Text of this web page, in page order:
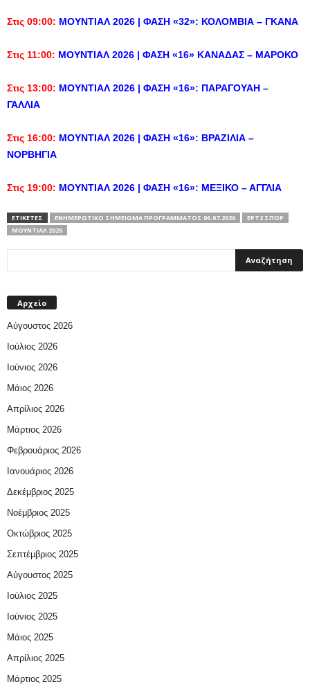
Στις 09:00: ΜΟΥΝΤΙΑΛ 2026 | ΦΑΣΗ «32»: ΚΟΛΟΜΒΙΑ – ΓΚΑΝΑ
Στις 11:00: ΜΟΥΝΤΙΑΛ 2026 | ΦΑΣΗ «16» ΚΑΝΑΔΑΣ – ΜΑΡΟΚΟ
Στις 13:00: ΜΟΥΝΤΙΑΛ 2026 | ΦΑΣΗ «16»: ΠΑΡΑΓΟΥΑΗ –
ΓΑΛΛΙΑ
Στις 16:00: ΜΟΥΝΤΙΑΛ 2026 | ΦΑΣΗ «16»: ΒΡΑΖΙΛΙΑ –
ΝΟΡΒΗΓΙΑ
Στις 19:00: ΜΟΥΝΤΙΑΛ 2026 | ΦΑΣΗ «16»: ΜΕΞΙΚΟ – ΑΓΓΛΙΑ
ΕΤΙΚΕΤΕΣ ΕΝΗΜΕΡΩΤΙΚΌ ΣΗΜΕΊΩΜΑ ΠΡΟΓΡΆΜΜΑΤΟΣ 06.07.2026
ΕΡΤ2 ΣΠΟΡ
ΜΟΥΝΤΙΆΛ 2026
Αρχείο
Αύγουστος 2026
Ιούλιος 2026
Ιούνιος 2026
Μάιος 2026
Απρίλιος 2026
Μάρτιος 2026
Φεβρουάριος 2026
Ιανουάριος 2026
Δεκέμβριος 2025
Νοέμβριος 2025
Οκτώβριος 2025
Σεπτέμβριος 2025
Αύγουστος 2025
Ιούλιος 2025
Ιούνιος 2025
Μάιος 2025
Απρίλιος 2025
Μάρτιος 2025